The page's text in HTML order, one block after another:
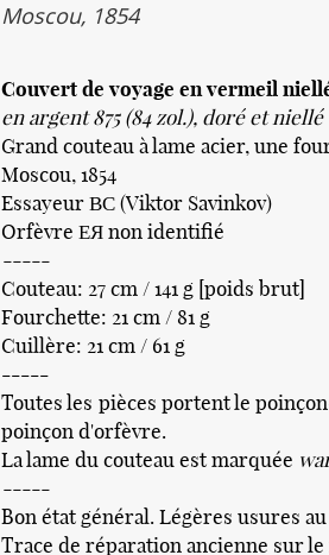
Moscou, 1854
Couvert de voyage en vermeil
en argent 875 (84 zol.), doré et niellé
Grand couteau à lame acier, une
Moscou, 1854
Essayeur ВС (Viktor Savinkov)
Orfèvre ЕЯnon identifié
-----
Couteau: 27 cm / 141 g [poids brut]
Fourchette: 21 cm / 81 g
Cuillère: 21 cm / 61 g
-----
Toutes les pièces portent le
poinçon d'orfèvre.
La lame du couteau est marquée
-----
Bon état général. Légères usures
Trace de réparation ancienne sur